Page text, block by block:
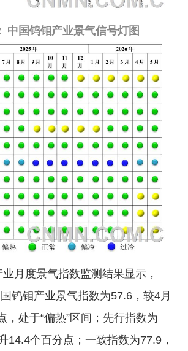
中国钨钼产业景气信号灯图
月度景气指数监测结果显示，
钨钼产业景气指数为57.6，较4月
，处于“偏热”区间；先行指数为
14.4个百分点；一致指数为77.9，